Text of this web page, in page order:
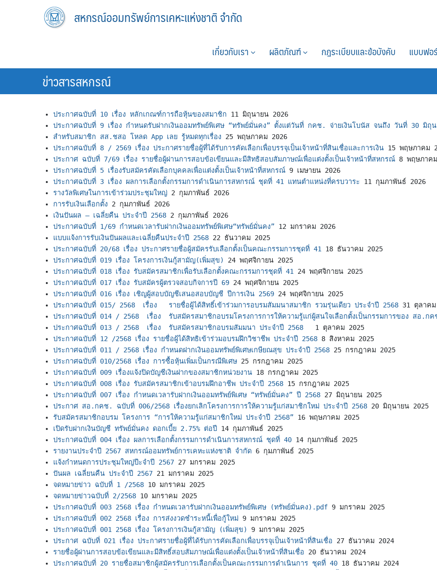
สหกรณ์ออมทรัพย์การเคหะแห่งชาติ จำกัด
เกี่ยวกับเรา ผลิตภัณฑ์ กฎระเบียบและข้อบังคับ แบบฟอ
ข่าวสารสหกรณ์
ประกาศฉบับที่ 10 เรื่อง หลักเกณฑ์การถือหุ้นของสมาชิก
11 มิถุนายน 2026
ประกาศฉบับที่ 9 เรื่อง กำหนดรับฝากเงินออมทรัพย์พิเศษ “ทรัพย์มั่นคง” ตั้งแต่วันที่ กคช. จ่ายเงินโบนัส จนถึง วันที่ 30 มิถุ
สำหรับสมาชิก สส.ชสอ โหลด App เลย รู้หมดทุกเรื่อง
25 พฤษภาคม 2026
ประกาศฉบับที่ 8 / 2569 เรื่อง ประกาศรายชื่อผู้ที่ได้รับการคัดเลือกเพื่อบรรจุเป็นเจ้าหน้าที่สินเชื่อและการเงิน 15 พฤษภาคม
ประกาศ ฉบับที่ 7/69 เรื่อง รายชื่อผู้ผ่านการสอบข้อเขียนและมีสิทธิสอบสัมภาษณ์เพื่อแต่งตั้งเป็นเจ้าหน้าที่สหกรณ์ 8 พฤษภาค
ประกาศฉบับที่ 5 เรื่องรับสมัครคัดเลือกบุคคลเพื่อแต่งตั้งเป็นเจ้าหน้าที่สหกรณ์ 9 เมษายน 2026
ประกาศฉบับที่ 3 เรื่อง ผลการเลือกตั้งกรรมการดำเนินการสหกรณ์ ชุดที่ 41 แทนตำแหน่งที่ครบวาระ
11 กุมภาพันธ์ 2026
รางวัลพิเศษในการเข้าร่วมประชุมใหญ่ 2 กุมภาพันธ์ 2026
การรับเงินเลือกตั้ง
2 กุมภาพันธ์ 2026
เงินปันผล – เฉลี่ยคืน ประจำปี 2568 2 กุมภาพันธ์ 2026
ประกาศฉบับที่ 1/69 กำหนดเวลารับฝากเงินออมทรัพย์พิเศษ“ทรัพย์มั่นคง”
12 มกราคม 2026
แบบแจ้งการรับเงินปันผลและเฉลี่ยคืนประจำปี 2568 22 ธันวาคม 2025
ประกาศฉบับที่ 20/68 เรื่อง ประกาศรายชื่อผู้สมัครรับเลือกตั้งเป็นคณะกรรมการชุดที่ 41
18 ธันวาคม 2025
ประกาศฉบับที่ 019 เรื่อง โครงการเงินกู้สามัญ(เพิ่มสุข)
24 พฤศจิกายน 2025
ประกาศฉบับที่ 018 เรื่อง รับสมัครสมาชิกเพื่อรับเลือกตั้งคณะกรรมการชุดที่ 41
24 พฤศจิกายน 2025
ประกาศฉบับที่ 017 เรื่อง รับสมัครผู้ตรวจสอบกิจการปี 69 24 พฤศจิกายน 2025
ประกาศฉบับที่ 016 เรื่อง เชิญผู้สอบบัญชีเสนอสอบบัญชี ปีการเงิน 2569 24 พฤศจิกายน 2025
ประกาศฉบับที่ 015/ 2568  เรื่อง   รายชื่อผู้ได้สิทธิ์เข้าร่วมการอบรมสัมมนาสมาชิก รวมรุ่นเดียว ประจำปี 2568 31 ตุลาค
ประกาศฉบับที่ 014 / 2568  เรื่อง  รับสมัครสมาชิกอบรมโครงการการให้ความรู้แก่ผู้สนใจเลือกตั้งเป็นกรรมการของ สอ.
ประกาศฉบับที่ 013 / 2568  เรื่อง  รับสมัครสมาชิกอบรมสัมมนา ประจำปี 2568
1 ตุลาคม 2025
ประกาศฉบับที่ 12 /2568 เรื่อง รายชื่อผู้ได้สิทธิเข้าร่วมอบรมฝึกวิชาชีพ ประจำปี 2568 8 สิงหาคม 2025
ประกาศฉบับที่ 011 / 2568 เรื่อง กำหนดฝากเงินออมทรัพย์พิเศษเกษียณสุข ประจำปี 2568 25 กรกฎาคม 2025
ประกาศฉบับที่ 010/2568 เรื่อง การซื้อหุ้นเพิ่มเป็นกรณีพิเศษ 25 กรกฎาคม 2025
ประกาศฉบับที่ 009 เรื่องแจ้งปิดบัญชีเงินฝากของสมาชิกหน่วยงาน 18 กรกฎาคม 2025
ประกาศฉบับที่ 008 เรื่อง รับสมัครสมาชิกเข้าอบรมฝึกอาชีพ ประจำปี 2568 15 กรกฎาคม 2025
ประกาศฉบับที่ 007 เรื่อง กำหนดเวลารับฝากเงินออมทรัพย์พิเศษ “ทรัพย์มั่นคง” ปี 2568 27 มิถุนายน 2025
ประกาศ สอ.กคช. ฉบับที่ 006/2568 เรื่องยกเลิกโครงการการให้ความรู้แก่สมาชิกใหม่ ประจำปี 2568 20 มิถุนายน 2025
รับสมัครสมาชิกอบรม โครงการ “การให้ความรู้แก่สมาชิกใหม่ ประจำปี 2568”
16 พฤษภาคม 2025
เปิดรับฝากเงินบัญชี ทรัพย์มั่นคง ดอกเบี้ย 2.75% ต่อปี
14 กุมภาพันธ์ 2025
ประกาศฉบับที่ 004 เรื่อง ผลการเลือกตั้งกรรมการดำเนินการสหกรณ์ ชุดที่ 40 14 กุมภาพันธ์ 2025
รายงานประจำปี 2567 สหกรณ์ออมทรัพย์การเคหะแห่งชาติ จำกัด 6 กุมภาพันธ์ 2025
แจ้งกำหนดการประชุมใหญ่ปีะจำปี 2567 27 มกราคม 2025
ปันผล เฉลี่ยนคืน ประจำปี 2567 21 มกราคม 2025
จดหมายข่าว ฉบับที่ 1 /2568 10 มกราคม 2025
จดหมายข่าวฉบับที่ 2/2568 10 มกราคม 2025
ประกาศฉบับที่ 003 2568 เรื่อง กำหนดเวลารับฝากเงินออมทรัพย์พิเศษ (ทรัพย์มั่นคง).pdf 9 มกราคม 2025
ประกาศฉบับที่ 002 2568 เรื่อง การส่งงวดชำระหนี้เพื่อกู้ใหม่
9 มกราคม 2025
ประกาศฉบับที่ 001 2568 เรื่อง โครงการเงินกู้สามัญ (เพิ่มสุข)
9 มกราคม 2025
ประกาศ ฉบับที่ 021 เรื่อง ประกาศรายชื่อผู้ที่ได้รับการคัดเลือกเพื่อบรรจุเป็นเจ้าหน้าที่สินเชื่อ
27 ธันวาคม 2024
รายชื่อผู้ผ่านการสอบข้อเขียนและมีสิทธิ์สอบสัมภาษณ์เพื่อแต่งตั้งเป็นเจ้าหน้าที่สินเชื่อ
20 ธันวาคม 2024
ประกาศฉบับที่ 20 รายชื่อสมาชิกผู้สมัครรับการเลือกตั้งเป็นคณะกรรมการดำเนินการ ชุดที่ 40 18 ธันวาคม 2024